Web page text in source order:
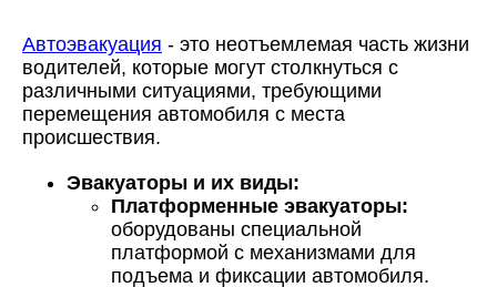
Автоэвакуация - это неотъемлемая часть жизни
водителей, которые могут столкнуться с
различными ситуациями, требующими
перемещения автомобиля с места
происшествия.
Эвакуаторы и их виды:
Платформенные эвакуаторы:
оборудованы специальной
платформой с механизмами для
подъема и фиксации автомобиля.